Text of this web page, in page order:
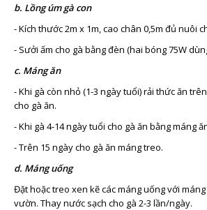
b. Lồng úm gà con
- Kích thước 2m x 1m, cao chân 0,5m đủ nuôi
- Sưởi ấm cho gà bằng đèn (hai bóng 75W
c. Máng ăn
- Khi gà còn nhỏ (1-3 ngày tuổi) rải thức ăn
cho gà ăn.
- Khi gà 4-14 ngày tuổi cho gà ăn bằng máng
- Trên 15 ngày cho gà ăn máng treo.
d. Máng uống
Đặt hoặc treo xen kẽ các máng uống với
vườn. Thay nước sạch cho gà 2-3 lần/ngày.